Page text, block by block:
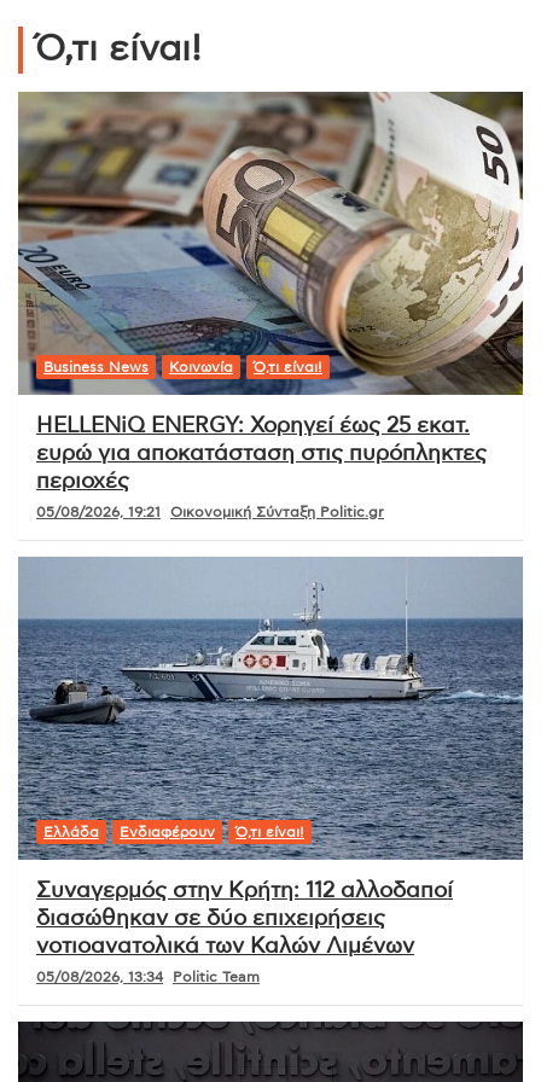
Ό,τι είναι!
Business News Κοινωνία Ό,τι είναι!
HELLENiQ ENERGY: Χορηγεί έως 25 εκατ.
ευρώ για αποκατάσταση στις πυρόπληκτες
περιοχές
05/08/2026, 19:21 Οικονομική Σύνταξη Politic.gr
Ελλάδα Ενδιαφέρουν Ό,τι είναι!
Συναγερμός στην Κρήτη: 112 αλλοδαποί
διασώθηκαν σε δύο επιχειρήσεις
νοτιοανατολικά των Καλών Λιμένων
05/08/2026, 13:34 Politic Team